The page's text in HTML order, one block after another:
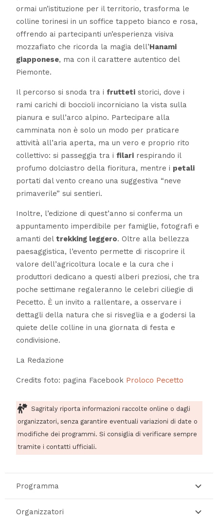
ormai un’istituzione per il territorio, trasforma le
colline torinesi in un soffice tappeto bianco e rosa,
offrendo ai partecipanti un’esperienza visiva
mozzafiato che ricorda la magia dell’Hanami
giapponese, ma con il carattere autentico del
Piemonte.
Il percorso si snoda tra i fruttetistorici, dove i
rami carichi di boccioli incorniciano la vista sulla
pianura e sull’arco alpino. Partecipare alla
camminata non è solo un modo per praticare
attività all’aria aperta, ma un vero e proprio rito
collettivo: si passeggia tra i filarirespirando il
profumo dolciastro della fioritura, mentre i petali
portati dal vento creano una suggestiva “neve
primaverile” sui sentieri.
Inoltre, l’edizione di quest’anno si conferma un
appuntamento imperdibile per famiglie, fotografi e
amanti del trekking leggero. Oltre alla bellezza
paesaggistica, l’evento permette di riscoprire il
valore dell’agricoltura locale e la cura che i
produttori dedicano a questi alberi preziosi, che tra
poche settimane regaleranno le celebri ciliegie di
Pecetto. È un invito a rallentare, a osservare i
dettagli della natura che si risveglia e a godersi la
quiete delle colline in una giornata di festa e
condivisione.
La Redazione
Credits foto: pagina Facebook Proloco Pecetto
Sagritaly riporta informazioni raccolte online o dagli
organizzatori, senza garantire eventuali variazioni di date o
modifiche dei programmi. Si consiglia di verificare sempre
tramite i contatti ufficiali.
Programma
Organizzatori